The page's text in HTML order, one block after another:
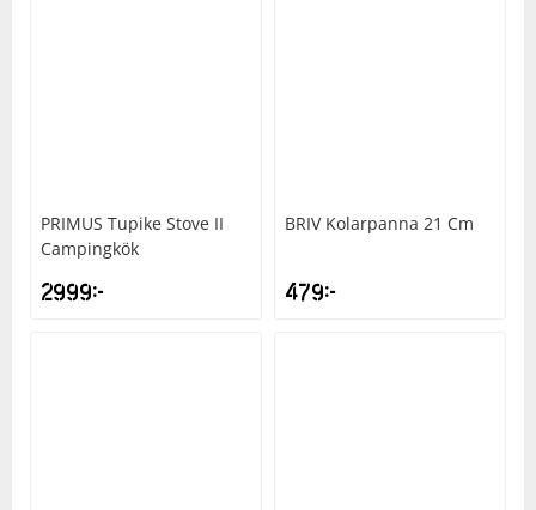
PRIMUS Tupike Stove II
Campingkök
2999kr
BRIV Kolarpanna 21 Cm
479kr